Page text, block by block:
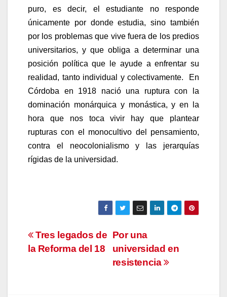
puro, es decir, el estudiante no responde
únicamente por donde estudia, sino también
por los problemas que vive fuera de los predios
universitarios, y que obliga a determinar una
posición política que le ayude a enfrentar su
realidad, tanto individual y colectivamente. En
Córdoba en 1918 nació una ruptura con la
dominación monárquica y monástica, y en la
hora que nos toca vivir hay que plantear
rupturas con el monocultivo del pensamiento,
contra el neocolonialismo y las jerarquías
rígidas de la universidad.
Navegación
de
Por una
universidad en
resistencia
Tres legados de
la Reforma del 18